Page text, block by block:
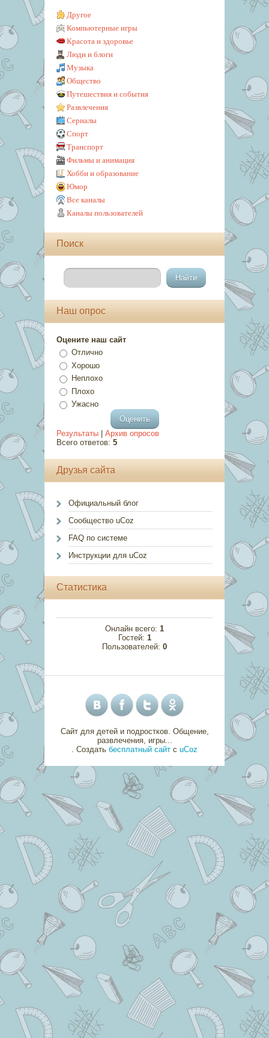
Другое
Компьютерные игры
Красота и здоровье
Люди и блоги
Музыка
Общество
Путешествия и события
Развлечения
Сериалы
Спорт
Транспорт
Фильмы и анимация
Хобби и образование
Юмор
Все каналы
Каналы пользователей
Поиск
Наш опрос
Оцените наш сайт
Отлично
Хорошо
Неплохо
Плохо
Ужасно
Результаты
Архив опросов
Всего ответов: 5
Друзья сайта
Официальный блог
Сообщество uCoz
FAQ по системе
Инструкции для uCoz
Статистика
Онлайн всего: 1
Гостей: 1
Пользователей: 0
Сайт для детей и подростков. Общение,
развлечения, игры...
Создать бесплатный сайт с uCoz